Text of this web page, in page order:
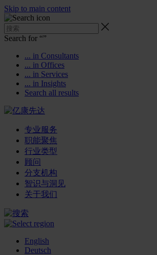
Skip to main content
Search for “”
... in Consultants
... in Offices
... in Services
... in Insights
Search all results
专业服务
职能聚焦
行业类型
顾问
分支机构
智识与洞见
关于我们
English
Deutsch